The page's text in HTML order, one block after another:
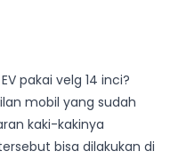
pakai velg 14 inci?
mobil yang sudah
kaki-kakinya
bisa dilakukan di